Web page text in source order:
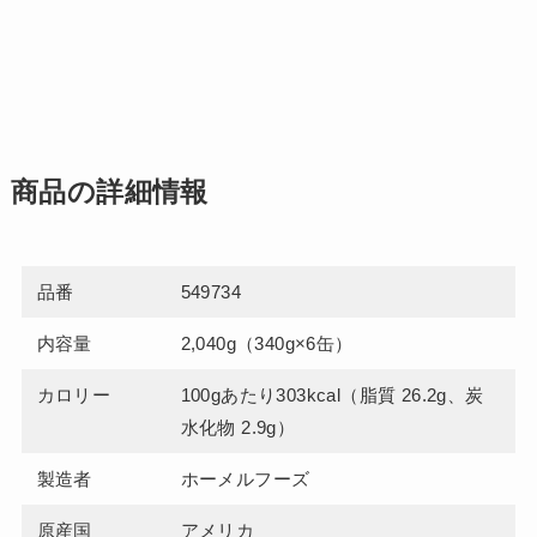
商品の詳細情報
品番 549734
内容量 2,040g（340g×6缶）
カロリー
100gあたり303kcal（脂質 26.2g、炭
水化物 2.9g）
製造者 ホーメルフーズ
原産国 アメリカ